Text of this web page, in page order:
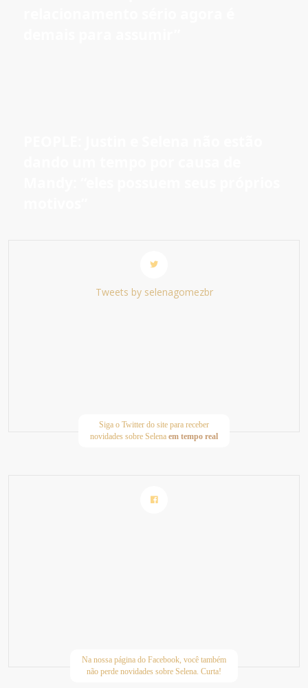
Tweets by selenagomezbr
Siga o Twitter do site para receber
novidades sobre Selena em tempo real
Na nossa página do Facebook, você também
não perde novidades sobre Selena. Curta!